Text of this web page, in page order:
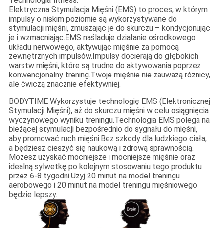
Elektryczna Stymulacja Mięśni (EMS) to proces, w którym
impulsy o niskim poziomie są wykorzystywane do
stymulacji mięśni, zmuszając je do skurczu – kondycjonując
je i wzmacniając.EMS naśladuje działanie ośrodkowego
układu nerwowego, aktywując mięśnie za pomocą
zewnętrznych impulsów.Impulsy docierają do głębokich
warstw mięśni, które są trudne do aktywowania poprzez
konwencjonalny trening.Twoje mięśnie nie zauważą różnicy,
ale ćwiczą znacznie efektywniej.
BODYTIME Wykorzystuje technologię EMS (Elektronicznej
Stymulacji Mięśni), aż do skurczu mięśni w celu osiągnięcia
wyczynowego wyniku treningu.Technologia EMS polega na
bieżącej stymulacji bezpośrednio do sygnału do mięśni,
aby promować ruch mięśni.Bez szkody dla ludzkiego ciała,
a będziesz cieszyć się naukową i zdrową sprawnością.
Możesz uzyskać mocniejsze i mocniejsze mięśnie oraz
idealną sylwetkę po kolejnym stosowaniu tego produktu
przez 6-8 tygodni.Użyj 20 minut na model treningu
aerobowego i 20 minut na model treningu mięśniowego
będzie lepszy.